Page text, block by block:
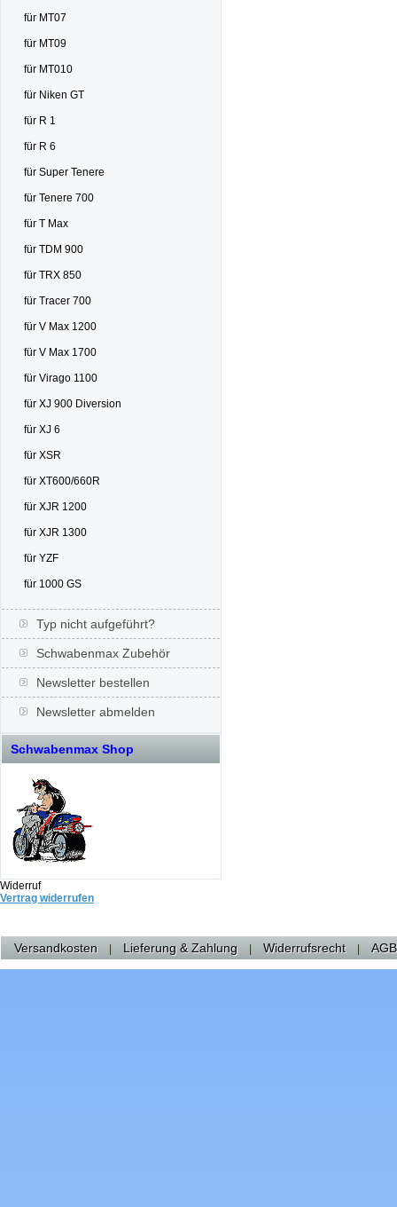
für MT07
für MT09
für MT010
für Niken GT
für R 1
für R 6
für Super Tenere
für Tenere 700
für T Max
für TDM 900
für TRX 850
für Tracer 700
für V Max 1200
für V Max 1700
für Virago 1100
für XJ 900 Diversion
für XJ 6
für XSR
für XT600/660R
für XJR 1200
für XJR 1300
für YZF
für 1000 GS
Typ nicht aufgeführt?
Schwabenmax Zubehör
Newsletter bestellen
Newsletter abmelden
Schwabenmax Shop
Widerruf
Vertrag widerrufen
Versandkosten Lieferung & Zahlung Widerrufsrecht AGB